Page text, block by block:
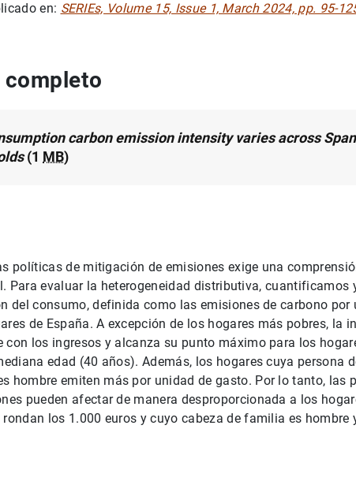
en: SERIEs, Volume 15, Issue 1, March 2024, pp. 95-
completo
carbon emission intensity varies across
(1 MB)
políticas de mitigación de emisiones exige una
Para evaluar la heterogeneidad distributiva, cuantificamos
del consumo, definida como las emisiones de carbono por
de España. A excepción de los hogares más pobres, la
con los ingresos y alcanza su punto máximo para los
edad (40 años). Además, los hogares cuya persona
hombre emiten más por unidad de gasto. Por lo tanto, las
pueden afectar de manera desproporcionada a los
los 1.000 euros y cuyo cabeza de familia es hombre